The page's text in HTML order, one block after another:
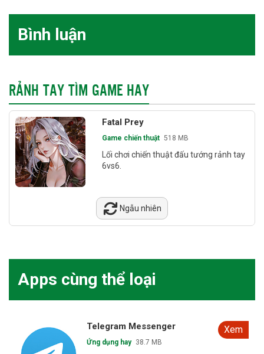
Bình luận
RẢNH TAY TÌM GAME HAY
Fatal Prey
Game chiến thuật 518 MB
Lối chơi chiến thuật đấu tướng rảnh tay
6vs6.
Ngẫu nhiên
Apps cùng thể loại
Telegram Messenger
Ứng dụng hay 38.7 MB
Xem